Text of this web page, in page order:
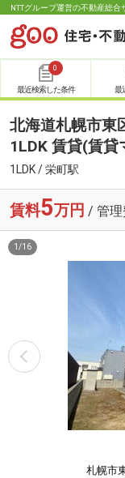
NTTグループ運営の不動産総合
0
最近検索した条件 最
北海道札幌市東
1LDK 賃貸(賃
1LDK / 栄町駅
賃料5万円 / 管理
札幌市
1 /16